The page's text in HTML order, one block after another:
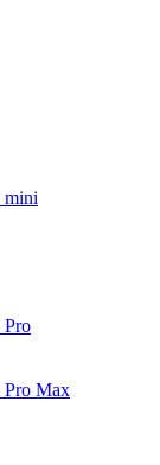
mini
Pro
Pro Max